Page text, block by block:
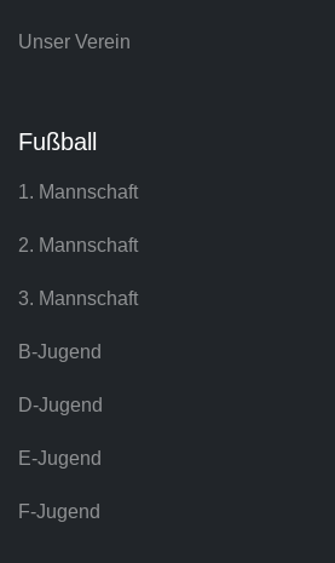
Unser Verein
Fußball
1. Mannschaft
2. Mannschaft
3. Mannschaft
B-Jugend
D-Jugend
E-Jugend
F-Jugend